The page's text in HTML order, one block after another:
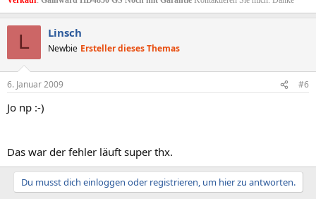
L Linsch
Newbie Ersteller dieses Themas
6. Januar 2009 #6
Jo np :-)
Das war der fehler läuft super thx.
Du musst dich einloggen oder registrieren, um hier zu antworten.